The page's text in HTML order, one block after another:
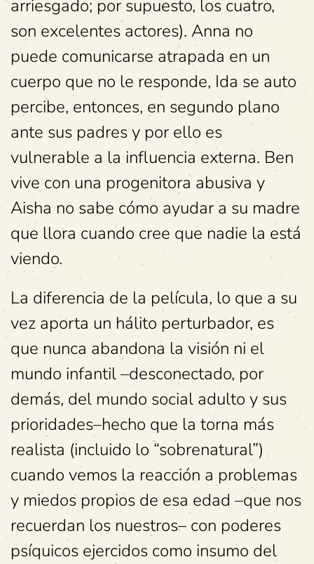
arriesgado; por supuesto, los cuatro,
son excelentes actores). Anna no
puede comunicarse atrapada en un
cuerpo que no le responde, Ida se auto
percibe, entonces, en segundo plano
ante sus padres y por ello es
vulnerable a la influencia externa. Ben
vive con una progenitora abusiva y
Aisha no sabe cómo ayudar a su madre
que llora cuando cree que nadie la está
viendo.
La diferencia de la película, lo que a su
vez aporta un hálito perturbador, es
que nunca abandona la visión ni el
mundo infantil –desconectado, por
demás, del mundo social adulto y sus
prioridades–hecho que la torna más
realista (incluido lo “sobrenatural”)
cuando vemos la reacción a problemas
y miedos propios de esa edad –que nos
recuerdan los nuestros– con poderes
psíquicos ejercidos como insumo del